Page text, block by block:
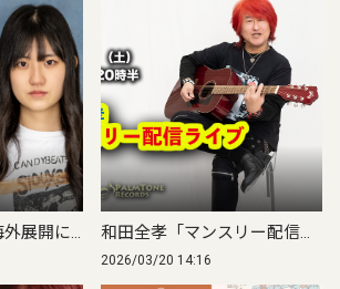
Shake My Days、海外展開に向け公式YouTubeチャンネルを開設 MVを順次公開 和田全孝「マンスリー配信ライブ」スタート！初回は無料配信決定
2026/03/20 14:16